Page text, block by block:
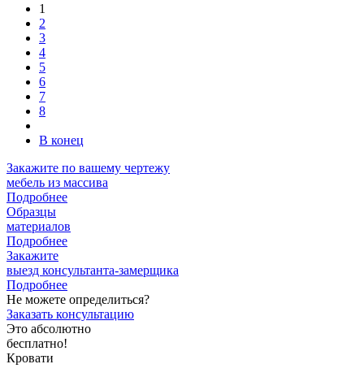
1
2
3
4
5
6
7
8
В конец
Закажите по вашему чертежу
мебель из массива
Подробнее
Образцы
материалов
Подробнее
Закажите
выезд консультанта-замерщика
Подробнее
Не можете определиться?
Заказать консультацию
Это абсолютно
бесплатно!
Кровати